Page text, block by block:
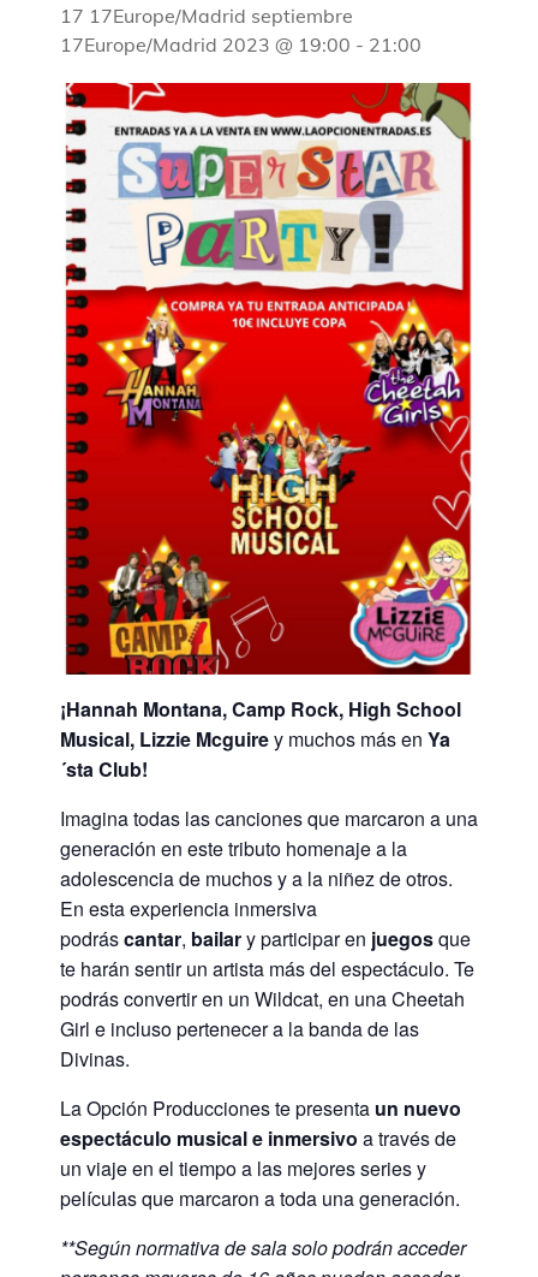
17 17Europe/Madrid septiembre
17Europe/Madrid 2023 @ 19:00 - 21:00
¡Hannah Montana, Camp Rock, High School
Musical, Lizzie Mcguirey muchos más en Ya
´sta Club!
Imagina todas las canciones que marcaron a una
generación en este tributo homenaje a la
adolescencia de muchos y a la niñez de otros.
En esta experiencia inmersiva
podráscantar, bailary participar en juegosque
te harán sentir un artista más del espectáculo. Te
podrás convertir en un Wildcat, en una Cheetah
Girl e incluso pertenecer a la banda de las
Divinas.
La Opción Producciones te presenta un nuevo
espectáculo musical e inmersivo a través de
un viaje en el tiempo a las mejores series y
películas que marcaron a toda una generación.
**Según normativa de sala solo podrán acceder